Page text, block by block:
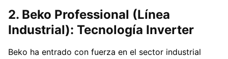
2. Beko Professional (Línea
Industrial): Tecnología Inverter
Beko ha entrado con fuerza en el sector industrial